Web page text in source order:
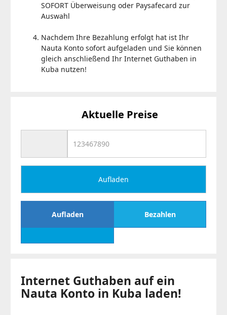
SOFORT Überweisung oder Paysafecard zur
Auswahl
Nachdem Ihre Bezahlung erfolgt hat ist Ihr
Nauta Konto sofort aufgeladen und Sie können
gleich anschließend Ihr Internet Guthaben in
Kuba nutzen!
Aktuelle Preise
Aufladen
Aufladen Bezahlen
Internet Guthaben auf ein
Nauta Konto in Kuba laden!